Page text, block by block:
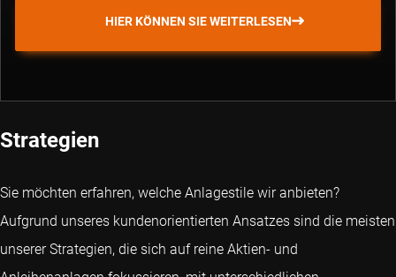
HIER KÖNNEN SIE WEITERLESEN
Strategien
Sie möchten erfahren, welche Anlagestile wir anbieten?
Aufgrund unseres kundenorientierten Ansatzes sind die meisten
unserer Strategien, die sich auf reine Aktien- und